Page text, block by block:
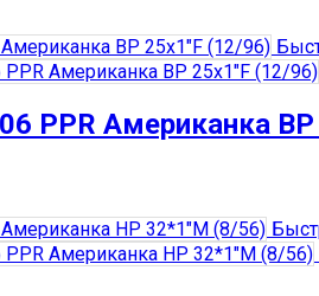
PPR Американка